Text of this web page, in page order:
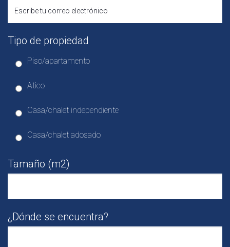
Tipo de propiedad
Piso/apartamento
Atico
Casa/chalet independiente
Casa/chalet adosado
Tamaño (m2)
¿Dónde se encuentra?